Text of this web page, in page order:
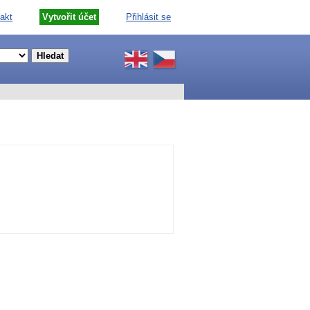
Vytvořit účet Přihlásit se